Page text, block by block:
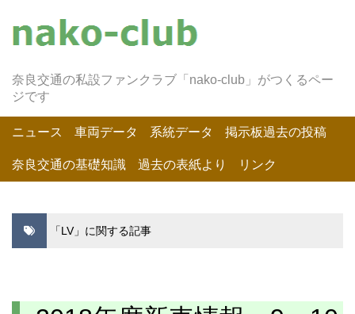
奈良交通の私設ファンクラブ「nako-club」がつくるペー
ジです
ニュース 車両データ 系統データ 掲示板過去の投稿
奈良交通の基礎知識 過去の表紙より リンク
「LV」に関する記事